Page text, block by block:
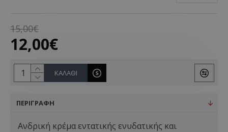
12,00€
15,00€
ΚΑΛΆΘΙ
ΠΕΡΙΓΡΑΦΉ
Ανδρική κρέμα εντατικής ενυδατικής και